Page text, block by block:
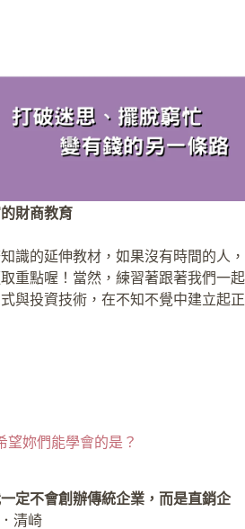
財商教育
識的延伸教材，如果沒有時間的人，
重點喔！當然，練習著跟著我們一起
與投資技術，在不知不覺中建立起正
望妳們能學會的是？
定不會創辦傳統企業，而是直銷企
清崎